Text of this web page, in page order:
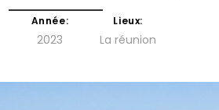
Année:
2023
Lieux:
La réunion